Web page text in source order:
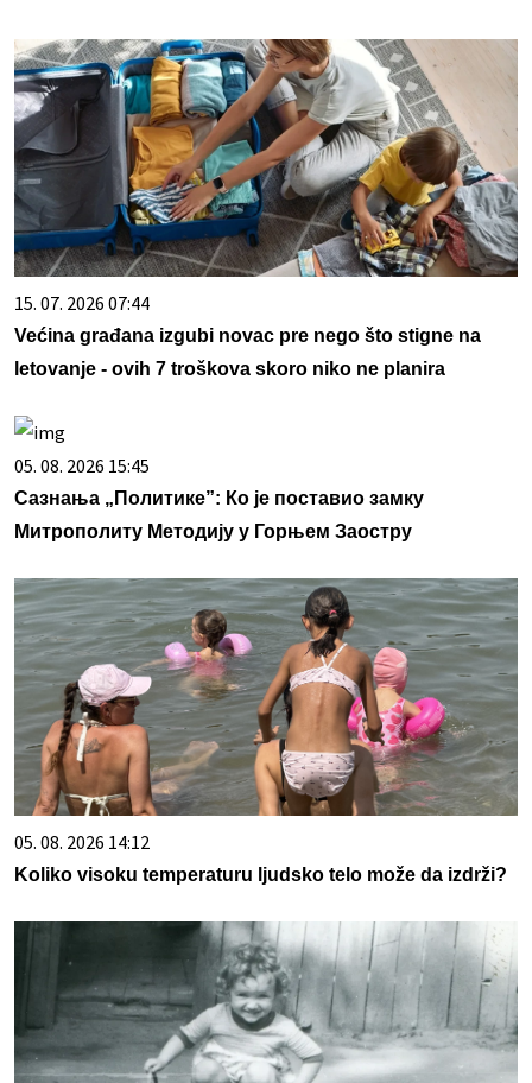
15. 07. 2026 07:44
Većina građana izgubi novac pre nego što stigne na
letovanje - ovih 7 troškova skoro niko ne planira
05. 08. 2026 15:45
Сазнања „Политике”: Ко је поставио замку
Митрополиту Методију у Горњем Заостру
05. 08. 2026 14:12
Koliko visoku temperaturu ljudsko telo može da izdrži?